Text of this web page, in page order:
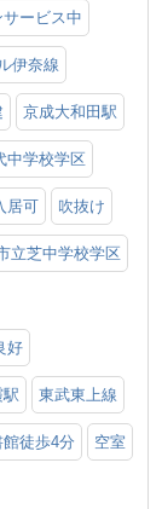
ービス中
伊奈線
京成大和田駅
中学校学区
居可 吹抜け
立芝中学校学区
好
駅 東武東上線
徒歩4分 空室